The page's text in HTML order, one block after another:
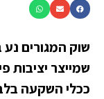
שוק המגורים נע
שמייצר יציבות
ככלי השקעה